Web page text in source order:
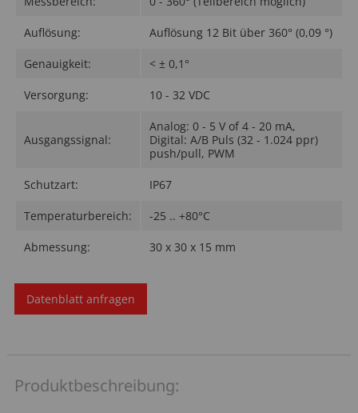
Auflösung: Auflösung 12 Bit über 360° (0,09 °)
Genauigkeit: < ± 0,1°
Versorgung: 10 - 32 VDC
Ausgangssignal:
Analog: 0 - 5 V of 4 - 20 mA,
Digital: A/B Puls (32 - 1.024 ppr)
push/pull, PWM
Schutzart: IP67
Temperaturbereich: -25 .. +80°C
Abmessung: 30 x 30 x 15 mm
Datenblatt anfragen
Produktbeschreibung: